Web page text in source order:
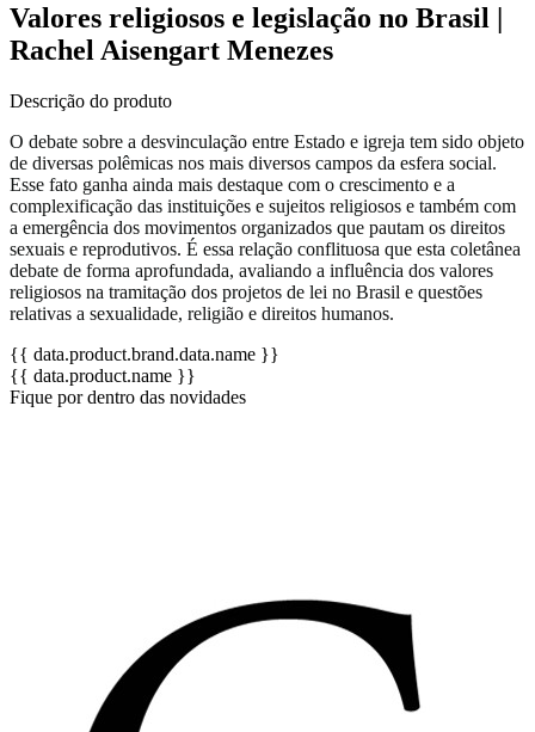
Valores religiosos e legislação no Brasil |
Rachel Aisengart Menezes
Descrição do produto
O debate sobre a desvinculação entre Estado e igreja tem sido objeto
de diversas polêmicas nos mais diversos campos da esfera social.
Esse fato ganha ainda mais destaque com o crescimento e a
complexificação das instituições e sujeitos religiosos e também com
a emergência dos movimentos organizados que pautam os direitos
sexuais e reprodutivos. É essa relação conflituosa que esta coletânea
debate de forma aprofundada, avaliando a influência dos valores
religiosos na tramitação dos projetos de lei no Brasil e questões
relativas a sexualidade, religião e direitos humanos.
{{ data.product.brand.data.name }}
{{ data.product.name }}
Fique por dentro das novidades